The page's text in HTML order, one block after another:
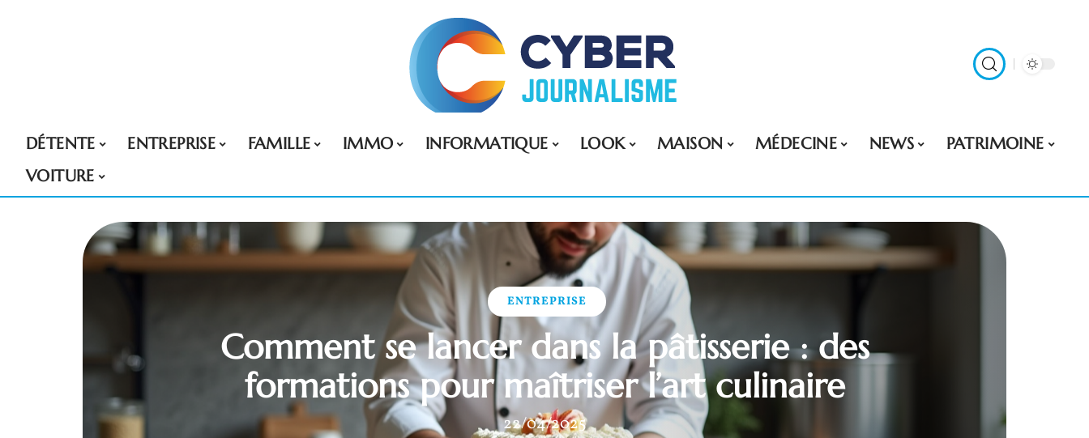
DÉTENTE ENTREPRISE FAMILLE IMMO INFORMATIQUE LOOK MAISON MÉDECINE NEWS
PATRIMOINE
VOITURE
ENTREPRISE
Comment se lancer dans la pâtisserie : des
formations pour maîtriser l’art culinaire
22/04/2025